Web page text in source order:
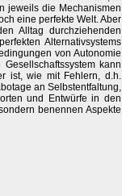
jeweils die Mechanismen
eine perfekte Welt. Aber
Alltag durchziehenden
Alternativsystems
von Autonomie
kann
ist, wie mit Fehlern, d.h.
an Selbstentfaltung,
und Entwürfe in den
benennen Aspekte